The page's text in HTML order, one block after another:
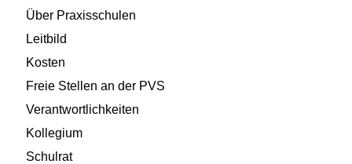
Über Praxisschulen
Leitbild
Kosten
Freie Stellen an der PVS
Verantwortlichkeiten
Kollegium
Schulrat